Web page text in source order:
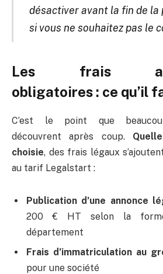
désactiver avant la fin de la
si vous ne souhaitez pas le
Les frais
obligatoires : ce qu’il
C’est le point que
découvrent après coup.
choisie, des frais légaux
au tarif Legalstart :
Publication d’une annonce
200 € HT selon la
département
Frais d’immatriculation au
pour une société